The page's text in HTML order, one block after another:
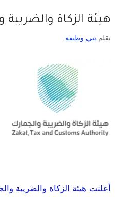
هيئة الزكاة والضريبة والجمارك تعلن عن 11
بقلم تبي وظيفة